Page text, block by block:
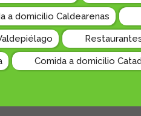
a domicilio Caldearenas
Comida a domicilio